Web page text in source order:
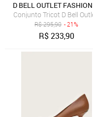
D BELL OUTLET FASHION
Conjunto Tricot D Bell
R$295,90 - 21%
R$233,90